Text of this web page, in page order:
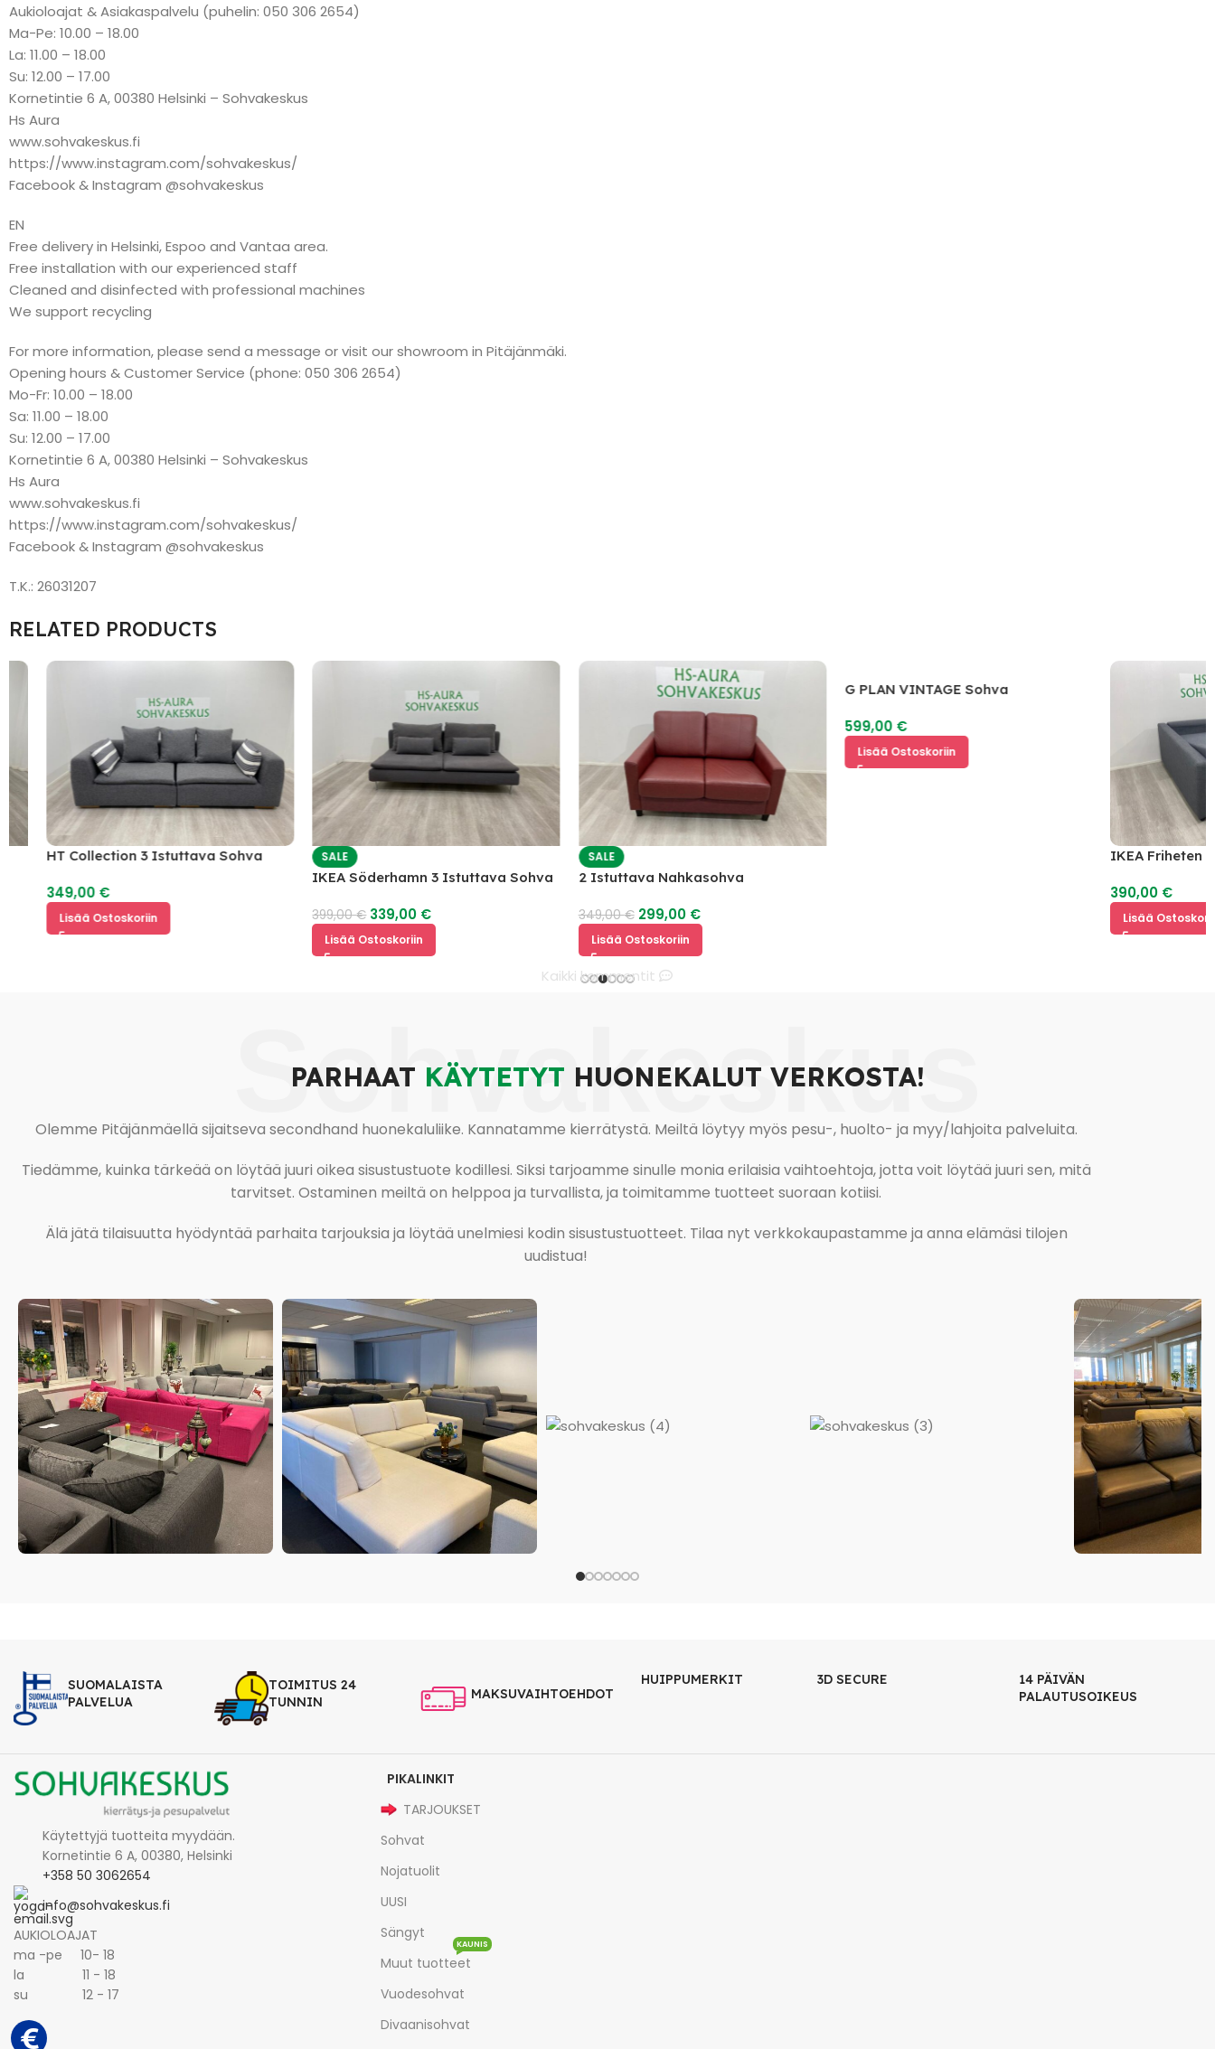
Aukioloajat & Asiakaspalvelu (puhelin: 050 306 2654)
Ma-Pe: 10.00 – 18.00
La: 11.00 – 18.00
Su: 12.00 – 17.00
Kornetintie 6 A, 00380 Helsinki – Sohvakeskus
Hs Aura
www.sohvakeskus.fi
https://www.instagram.com/sohvakeskus/
Facebook & Instagram @sohvakeskus
EN
Free delivery in Helsinki, Espoo and Vantaa area.
Free installation with our experienced staff
Cleaned and disinfected with professional machines
We support recycling
For more information, please send a message or visit our showroom in Pitäjänmäki.
Opening hours & Customer Service (phone: 050 306 2654)
Mo-Fr: 10.00 – 18.00
Sa: 11.00 – 18.00
Su: 12.00 – 17.00
Kornetintie 6 A, 00380 Helsinki – Sohvakeskus
Hs Aura
www.sohvakeskus.fi
https://www.instagram.com/sohvakeskus/
Facebook & Instagram @sohvakeskus
T.K.: 26031207
RELATED PRODUCTS
HT Collection 3 Istuttava Sohva
349,00€
Lisää Ostoskoriin
SALE
IKEA Söderhamn 3 Istuttava Sohva
399,00€ 339,00€
Lisää Ostoskoriin
SALE
2 Istuttava Nahkasohva
349,00€ 299,00€
Lisää Ostoskoriin
G PLAN VINTAGE Sohva
599,00€
Lisää Ostoskoriin
IKEA Friheten
390,00€
Lisää Ostoskoriin
Kaikki kommentit
Sohvakeskus
PARHAAT KÄYTETYT HUONEKALUT VERKOSTA!
Olemme Pitäjänmäellä sijaitseva secondhand huonekaluliike. Kannatamme kierrätystä. Meiltä löytyy myös pesu-, huolto- ja myy/lahjoita palveluita.
Tiedämme, kuinka tärkeää on löytää juuri oikea sisustustuote kodillesi. Siksi tarjoamme sinulle monia erilaisia vaihtoehtoja, jotta voit löytää juuri sen, mitä
tarvitset. Ostaminen meiltä on helppoa ja turvallista, ja toimitamme tuotteet suoraan kotiisi.
Älä jätä tilaisuutta hyödyntää parhaita tarjouksia ja löytää unelmiesi kodin sisustustuotteet. Tilaa nyt verkkokaupastamme ja anna elämäsi tilojen
uudistua!
SUOMALAISTA
PALVELUA
TOIMITUS 24
TUNNIN
MAKSUVAIHTOEHDOT
HUIPPUMERKIT 3D SECURE
14 PÄIVÄN
PALAUTUSOIKEUS
Käytettyjä tuotteita myydään.
Kornetintie 6 A, 00380, Helsinki
+358 50 3062654
info@sohvakeskus.fi
AUKIOLOAJAT
ma -pe 10- 18
la 11 - 18
su 12 - 17
PIKALINKIT
TARJOUKSET
Sohvat
Nojatuolit
UUSI
Sängyt
Muut tuotteet
KAUNIS
Vuodesohvat
Divaanisohvat